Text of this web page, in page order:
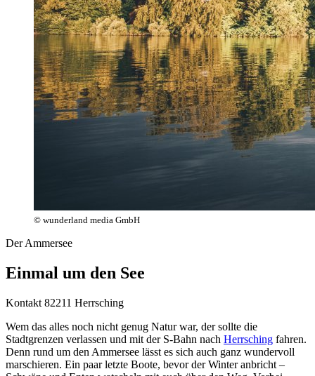
© wunderland media GmbH
Der Ammersee
Einmal um den See
Kontakt 82211 Herrsching
Wem das alles noch nicht genug Natur war, der sollte die
Stadtgrenzen verlassen und mit der S-Bahn nach Herrsching fahren.
Denn rund um den Ammersee lässt es sich auch ganz wundervoll
marschieren. Ein paar letzte Boote, bevor der Winter anbricht –